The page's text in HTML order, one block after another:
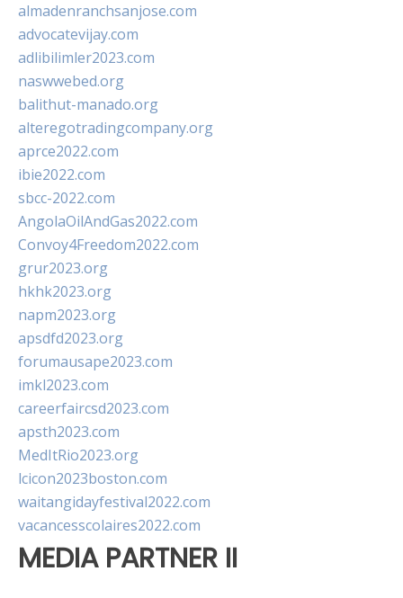
almadenranchsanjose.com
advocatevijay.com
adlibilimler2023.com
naswwebed.org
balithut-manado.org
alteregotradingcompany.org
aprce2022.com
ibie2022.com
sbcc-2022.com
AngolaOilAndGas2022.com
Convoy4Freedom2022.com
grur2023.org
hkhk2023.org
napm2023.org
apsdfd2023.org
forumausape2023.com
imkl2023.com
careerfaircsd2023.com
apsth2023.com
MedItRio2023.org
lcicon2023boston.com
waitangidayfestival2022.com
vacancesscolaires2022.com
MEDIA PARTNER II